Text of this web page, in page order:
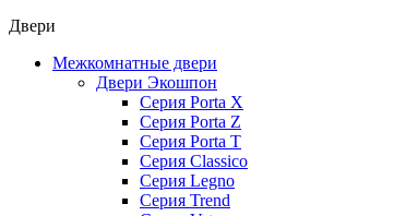
Двери
Межкомнатные двери
Двери Экошпон
Серия Porta X
Серия Porta Z
Серия Porta T
Серия Classico
Серия Legno
Серия Trend